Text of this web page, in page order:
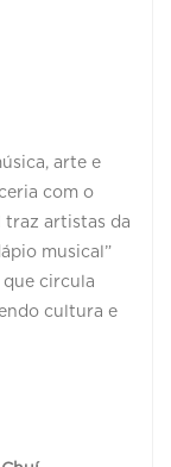
arte e
com o
traz artistas da
musical”
que circula
cultura e